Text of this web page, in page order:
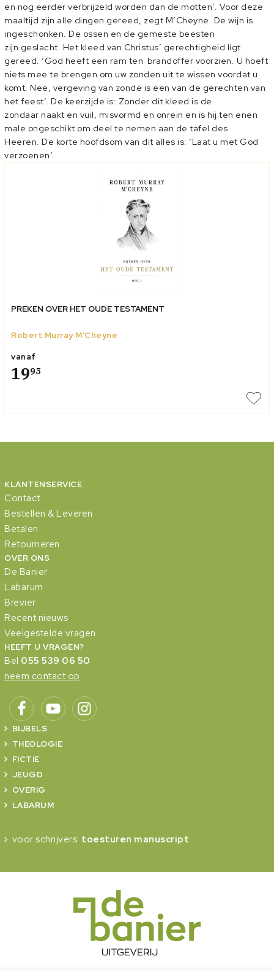
en nog eerder verbrijzeld worden dan de motten’. Voor deze
maaltijd zijn alle dingen gereed, zegt M’Cheyne. De wijn is
ingeschonken. De ossen en de gemeste beesten
zijn geslacht. Het kleed van Christus’ gerechtigheid ligt
gereed. ‘God heeft een ram ten brandoffer voorzien. U hoeft
niets mee te brengen om uw zonden uit te wissen voordat u
komt. Nee, vergeving van zonde is een van de gerechten van
het feest’. De keerzijde is: Zonder dit kleed is de
zondaar naakt en vuil, misvormd en onrein en is hij ten enen
male ongeschikt om deel te nemen aan de tafel des
Heeren. De korte hoofdsom van dit alles is: ‘Laat u met God
verzoenen’.
PREKEN OVER HET OUDE TESTAMENT
Robert Murray M'Cheyne
vanaf
1995
KLANTENSERVICE
Contact
Bestellen & Leveren
Betalen
Retourneren
OVER ONS
De Banier
Labarum
Brevier
Recent nieuws
Veelgestelde vragen
HEEFT U VRAGEN?
Bel 055 539 06 50
neem contact op
BIJBELS
THEOLOGIE
FICTIE
JEUGD
OVERIG
LABARUM
voor schrijvers: toesturen manuscript